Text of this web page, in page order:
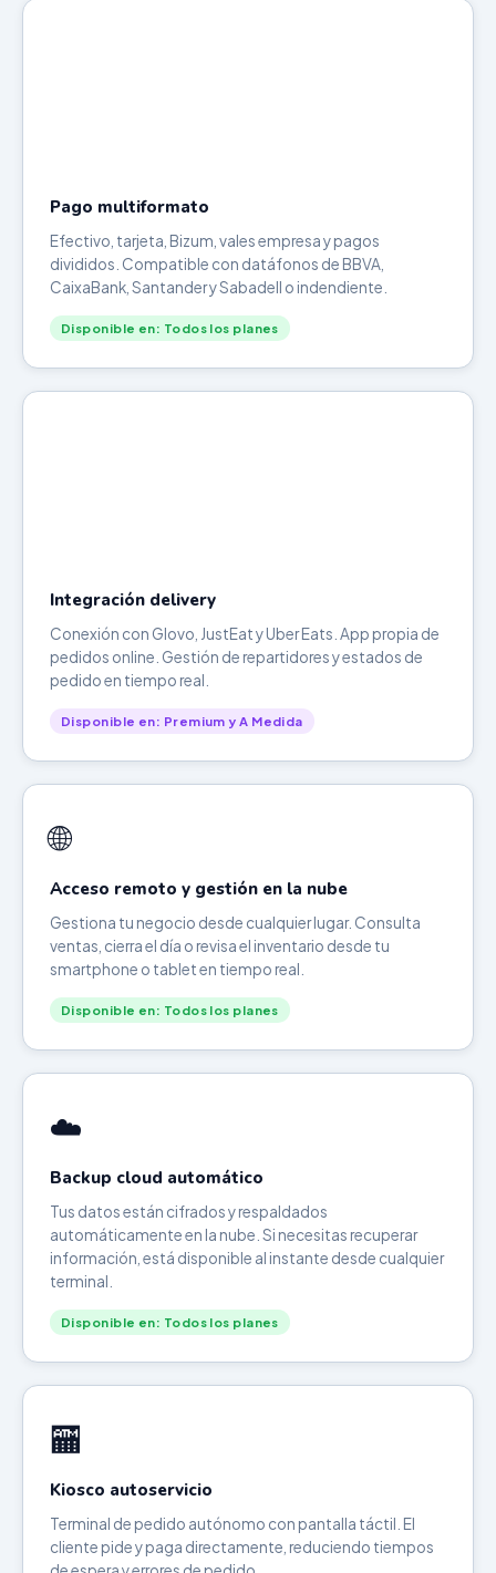
Pago multiformato
Efectivo, tarjeta, Bizum, vales empresa y pagos
divididos. Compatible con datáfonos de BBVA,
CaixaBank, Santander y Sabadell o indendiente.
Disponible en: Todos los planes
Integración delivery
Conexión con Glovo, JustEat y Uber Eats. App propia de
pedidos online. Gestión de repartidores y estados de
pedido en tiempo real.
Disponible en: Premium y A Medida
🌐
Acceso remoto y gestión en la nube
Gestiona tu negocio desde cualquier lugar. Consulta
ventas, cierra el día o revisa el inventario desde tu
smartphone o tablet en tiempo real.
Disponible en: Todos los planes
☁️
Backup cloud automático
Tus datos están cifrados y respaldados
automáticamente en la nube. Si necesitas recuperar
información, está disponible al instante desde cualquier
terminal.
Disponible en: Todos los planes
🏧
Kiosco autoservicio
Terminal de pedido autónomo con pantalla táctil. El
cliente pide y paga directamente, reduciendo tiempos